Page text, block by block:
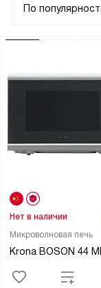
По
Микроволновая печь
Krona BOSON 44
Нет в наличии